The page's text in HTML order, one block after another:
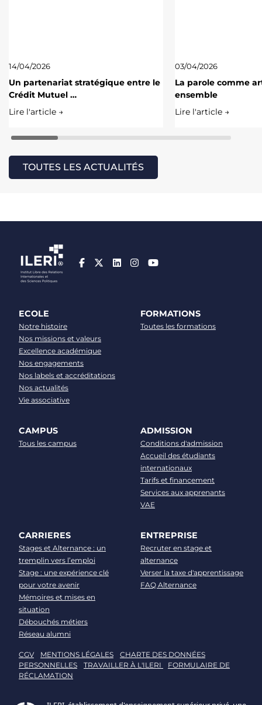
14/04/2026
Un partenariat stratégique entre le
Crédit Mutuel …
Lire l'article →
03/04/2026
La parole comme
ensemble
Lire l'article →
TOUTES LES ACTUALITÉS
ECOLE
Notre histoire
Nos missions et valeurs
Excellence académique
Nos engagements
Nos labels et accréditations
Nos actualités
Vie associative
FORMATIONS
Toutes les formations
CAMPUS
Tous les campus
ADMISSION
Conditions d'admission
Accueil des étudiants
internationaux
Tarifs et financement
Services aux apprenants
VAE
CARRIERES
Stages et Alternance : un
tremplin vers l’emploi
Stage : une expérience clé
pour votre avenir
Mémoires et mises en
situation
Débouchés métiers
Réseau alumni
ENTREPRISE
Recruter en stage et
alternance
Verser la taxe d'apprentissage
FAQ Alternance
CGV MENTIONS LÉGALES
CHARTE DES DONNÉES
PERSONNELLES
TRAVAILLER À L'ILERI
FORMULAIRE DE
RÉCLAMATION